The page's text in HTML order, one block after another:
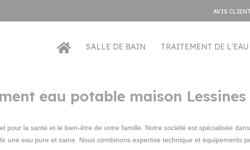
AVIS
SALLE DE BAIN TRAITEMENT DE L'EAU
eau potable maison Lessines
pour la santé et le bien-être de votre famille. Notre société est spécialisée
une eau pure et saine. Nous combinons expertise technique et équipements